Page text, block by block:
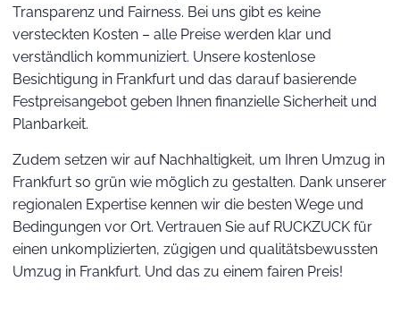
Transparenz und Fairness. Bei uns gibt es keine
versteckten Kosten – alle Preise werden klar und
verständlich kommuniziert. Unsere kostenlose
Besichtigung in Frankfurt und das darauf basierende
Festpreisangebot geben Ihnen finanzielle Sicherheit und
Planbarkeit.
Zudem setzen wir auf Nachhaltigkeit, um Ihren Umzug in
Frankfurt so grün wie möglich zu gestalten. Dank unserer
regionalen Expertise kennen wir die besten Wege und
Bedingungen vor Ort. Vertrauen Sie auf RUCKZUCK für
einen unkomplizierten, zügigen und qualitätsbewussten
Umzug in Frankfurt. Und das zu einem fairen Preis!